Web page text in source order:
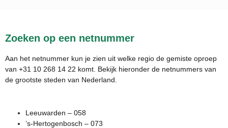
Zoeken op een netnummer
Aan het netnummer kun je zien uit welke regio de gemiste oproep
van +31 10 268 14 22 komt. Bekijk hieronder de netnummers van
de grootste steden van Nederland.
Leeuwarden – 058
’s-Hertogenbosch – 073